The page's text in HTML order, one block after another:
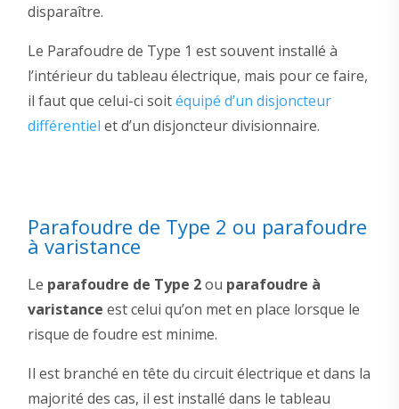
disparaître.
Le Parafoudre de Type 1 est souvent installé à
l’intérieur du tableau électrique, mais pour ce faire,
il faut que celui-ci soitéquipé d’un disjoncteur
différentiel et d’un disjoncteur divisionnaire.
Parafoudre de Type 2 ou parafoudre
à varistance
Le parafoudre de Type 2ou parafoudre à
varistance est celui qu’on met en place lorsque le
risque de foudre est minime.
Il est branché en tête du circuit électrique et dans la
majorité des cas, il est installé dans le tableau